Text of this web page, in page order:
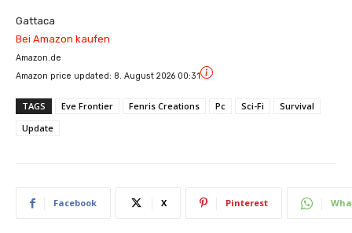
Gattaca
Bei Amazon kaufen
Amazon.de
Amazon price updated: 8. August 2026 00:31
TAGS Eve Frontier Fenris Creations Pc Sci-Fi
Survival
Update
Facebook X Pinterest